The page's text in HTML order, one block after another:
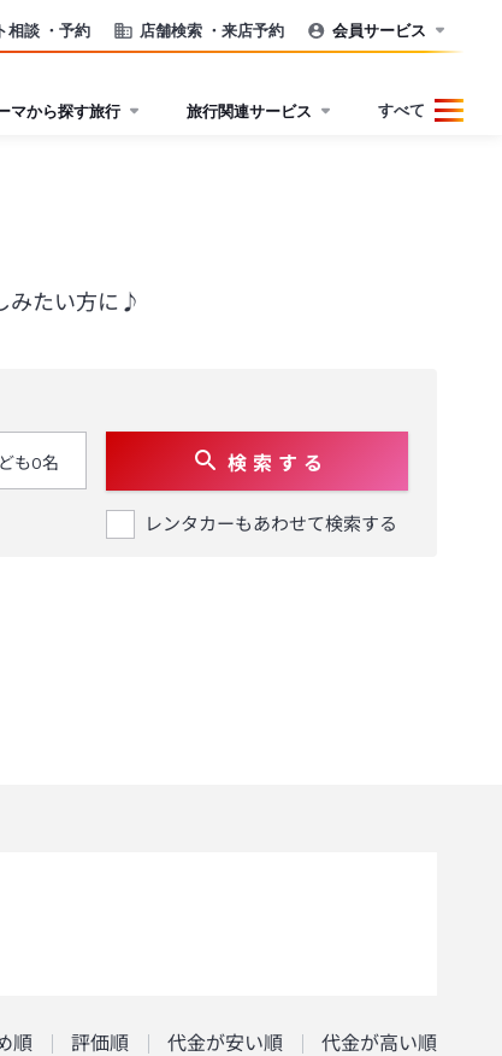
相談 ・予約 店舗検索 ・来店予約 会員サービス
マから探す旅行 旅行関連サービス すべて
みたい方に♪
検 索 す る
レンタカーもあわせて検索する
順 評価順 代金が安い順 代金が高い順